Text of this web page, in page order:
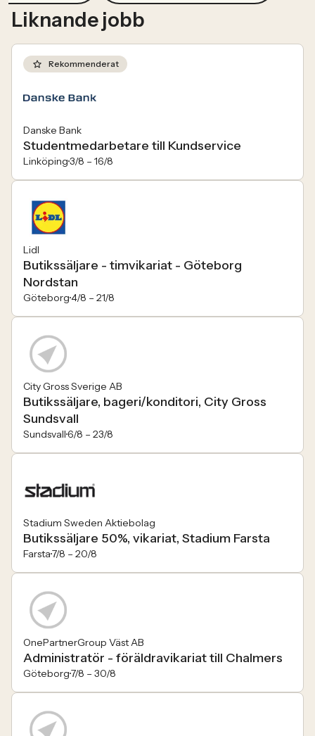
Liknande jobb
Rekommenderat
Danske Bank
Studentmedarbetare till Kundservice
Linköping3/8 – 16/8
Lidl
Butikssäljare - timvikariat - Göteborg
Nordstan
Göteborg4/8 – 21/8
City Gross Sverige AB
Butikssäljare, bageri/konditori, City Gross
Sundsvall
Sundsvall6/8 – 23/8
Stadium Sweden Aktiebolag
Butikssäljare 50%, vikariat, Stadium Farsta
Farsta7/8 – 20/8
OnePartnerGroup Väst AB
Administratör - föräldravikariat till Chalmers
Göteborg7/8 – 30/8